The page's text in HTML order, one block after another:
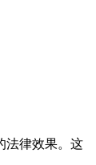
法律效果。这